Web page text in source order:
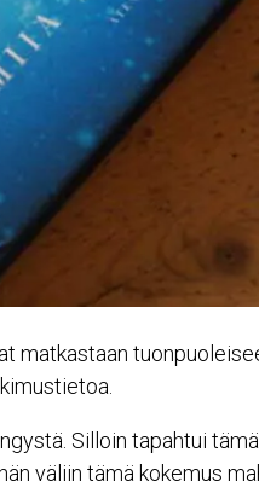
Silloin tapahtui
väliin tämä kokemus